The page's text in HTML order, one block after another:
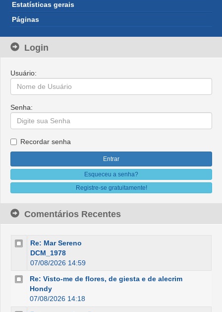
Estatísticas gerais
Páginas
Login
Usuário:
Senha:
Recordar senha
Esqueceu a senha?
Registre-se gratuitamente!
Comentários Recentes
Re: Mar Sereno
DCM_1978
07/08/2026 14:59
Re: Visto-me de flores, de giesta e de alecrim
Hondy
07/08/2026 14:18